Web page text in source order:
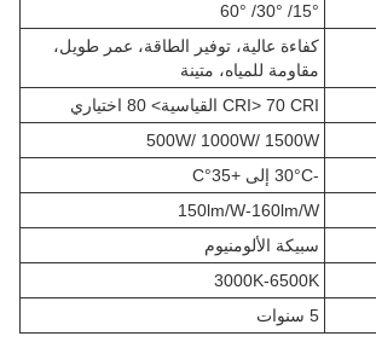
15°/ 30°/ 60°
كفاءة عالية، توفير الطاقة، عمر طويل،
مقاومة للمياه، متينة
CRI> 70 CRI القياسية> 80 اختياري
500W/ 1000W/ 1500W
-30°C إلى +35°C
150lm/W-160lm/W
سبيكة الألومنيوم
3000K-6500K
5 سنوات